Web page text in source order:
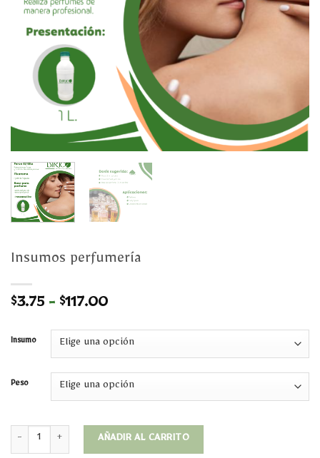
Insumos perfumería
$3.75 - $117.00Rango
precios:
desde
$3.75
hasta
Insumo
Peso
Insumos perfumería cantidad
AÑADIR AL CARRITO